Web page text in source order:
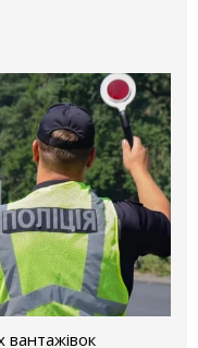
вантажівок